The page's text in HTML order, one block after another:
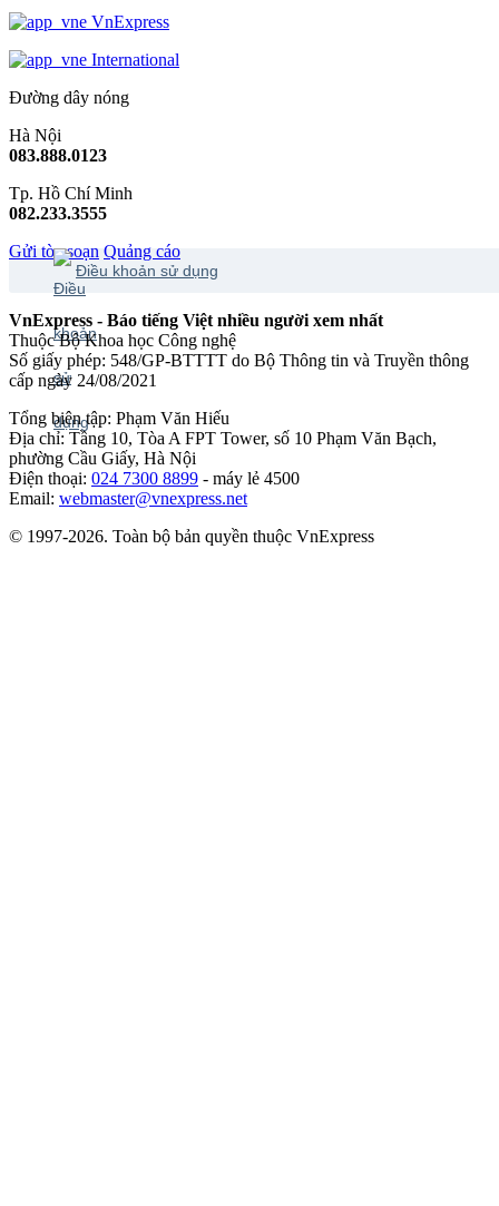
VnExpress
International
Đường dây nóng
Hà Nội
083.888.0123
Tp. Hồ Chí Minh
082.233.3555
Gửi tòa soạn Quảng cáo
Điều khoản sử dụng
VnExpress - Báo tiếng Việt nhiều người xem nhất
Thuộc Bộ Khoa học Công nghệ
Số giấy phép: 548/GP-BTTTT do Bộ Thông tin và Truyền thông
cấp ngày 24/08/2021
Tổng biên tập: Phạm Văn Hiếu
Địa chỉ: Tầng 10, Tòa A FPT Tower, số 10 Phạm Văn Bạch,
phường Cầu Giấy, Hà Nội
Điện thoại: 024 7300 8899 - máy lẻ 4500
Email: webmaster@vnexpress.net
© 1997-2026. Toàn bộ bản quyền thuộc VnExpress